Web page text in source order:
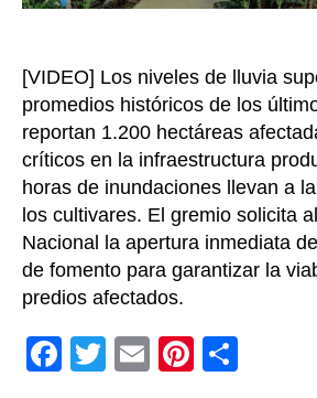
[VIDEO] Los niveles de lluvia
promedios históricos de los
reportan 1.200 hectáreas
críticos en la infraestructura
horas de inundaciones llevan a
los cultivares. El gremio solicita
Nacional la apertura inmediata
de fomento para garantizar la
predios afectados.
F
T
E
Pi